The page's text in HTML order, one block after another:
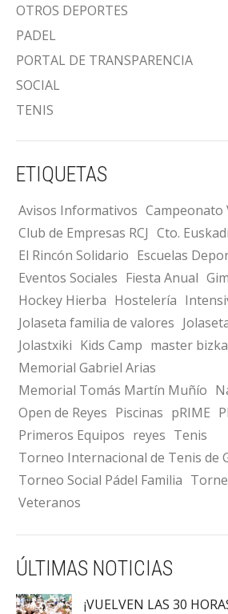
OTROS DEPORTES
PADEL
PORTAL DE TRANSPARENCIA
SOCIAL
TENIS
ETIQUETAS
Avisos Informativos Campeonato
Club de Empresas RCJ Cto. Euskadi
El Rincón Solidario Escuelas
Eventos Sociales Fiesta Anual
Hockey Hierba Hostelería
Jolaseta familia de valores
Jolastxiki Kids Camp master
Memorial Gabriel Arias
Memorial Tomás Martín Muñío
Open de Reyes Piscinas pRIME
Primeros Equipos reyes Tenis
Torneo Internacional de Tenis de
Torneo Social Pádel Familia
Veteranos
ÚLTIMAS NOTICIAS
¡VUELVEN LAS 30